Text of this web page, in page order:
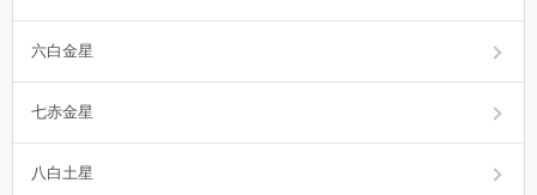
六白金星
七赤金星
八白土星